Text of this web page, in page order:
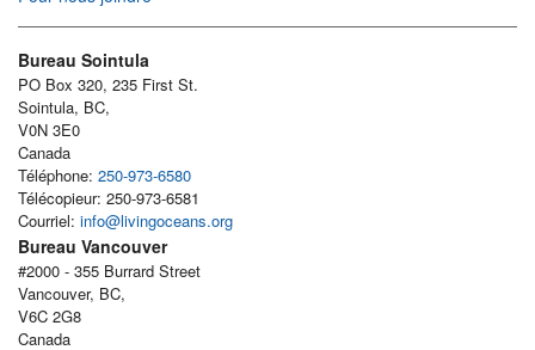
Bureau Sointula
PO Box 320, 235 First St.
Sointula, BC,
V0N 3E0
Canada
Téléphone: 250-973-6580
Télécopieur: 250-973-6581
Courriel: info@livingoceans.org
Bureau Vancouver
#2000 - 355 Burrard Street
Vancouver, BC,
V6C 2G8
Canada